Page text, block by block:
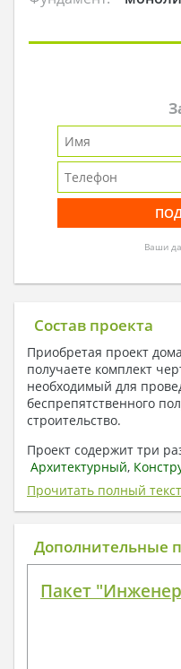
Ваши
Состав проекта
Приобретая проект
получаете комплект
необходимый для
беспрепятственного
строительство.
Проект содержит три
Архитектурный,
отопление, вентиляция,
электроснабжение
плату) + Пояснительная
1. Архитектурный
План
Поэтажные
Прочитать полный текст
Дополнительные
Пакет